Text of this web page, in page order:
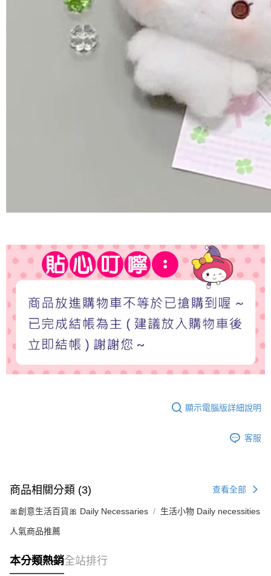
顯示電腦版詳細說明
客服
商品相關分類 (3) 查看全部
🎀創意生活百貨🎀 Daily Necessaries 生活小物 Daily necessities
人氣商品推薦
本分類熱銷全站排行